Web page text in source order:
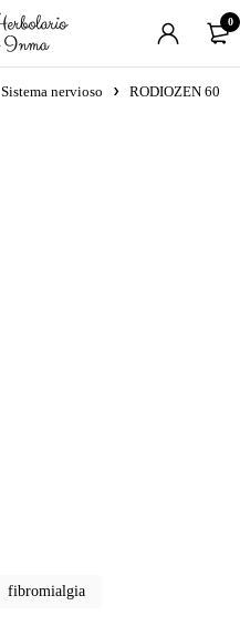
0
Sistema nervioso
RODIOZEN 60
fibromialgia